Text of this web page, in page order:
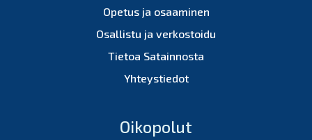
Opetus ja osaaminen
Osallistu ja verkostoidu
Tietoa Satainnosta
Yhteystiedot
Oikopolut